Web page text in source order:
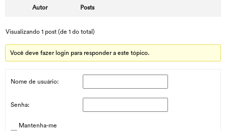
Autor Posts
Visualizando 1 post (de 1 do total)
Você deve fazer login para responder a este tópico.
Nome de usuário:
Senha:
Mantenha-me